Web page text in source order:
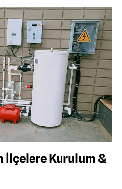
İlçelere Kurulum &